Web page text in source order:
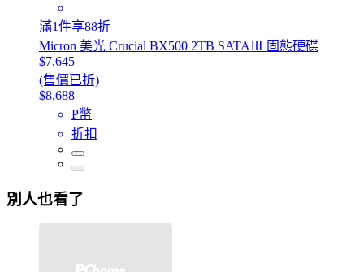
滿1件享88折
Micron 美光 Crucial BX500 2TB SATAⅢ 固態硬碟
$7,645
(售價已折)
$8,688
P幣
折扣
別人也看了